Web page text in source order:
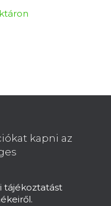
kapni az
tájékoztatást